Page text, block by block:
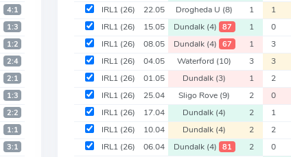
4:1
1:3
1:2
2:4
2:1
1:3
2:2
1:1
3:1
IRL1 (26) 22.05 Drogheda U (8) 1 1
IRL1 (26) 15.05 Dundalk (4) 87 1 0
IRL1 (26) 08.05 Dundalk (4) 67 1 3
IRL1 (26) 04.05 Waterford (10) 3 3
IRL1 (26) 01.05 Dundalk (3) 1 2
IRL1 (26) 25.04 Sligo Rove (9) 2 0
IRL1 (26) 17.04 Dundalk (4) 2 1
IRL1 (26) 10.04 Dundalk (4) 2 2
IRL1 (26) 06.04 Dundalk (4) 81 2 0